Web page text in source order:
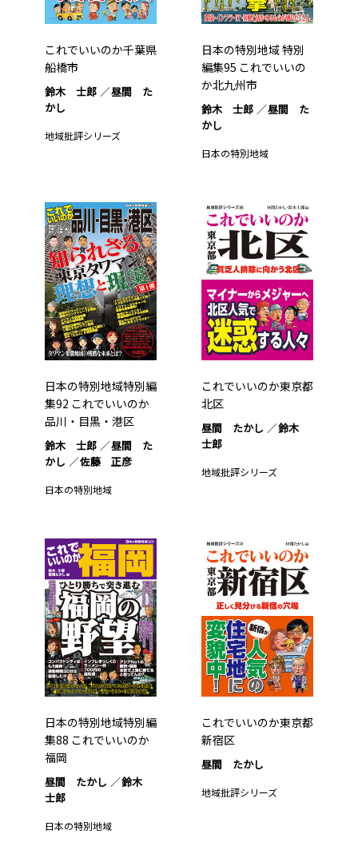
これでいいのか千葉県
船橋市
鈴木 士郎
昼間 た
かし
地域批評シリーズ
日本の特別地域 特別
編集95 これでいいの
か北九州市
鈴木 士郎
昼間 た
かし
日本の特別地域
日本の特別地域特別編
集92 これでいいのか
品川・目黒・港区
鈴木 士郎
昼間 た
かし
佐藤 正彦
日本の特別地域
これでいいのか東京都
北区
昼間 たかし
鈴木
士郎
地域批評シリーズ
日本の特別地域特別編
集88 これでいいのか
福岡
昼間 たかし
鈴木
士郎
日本の特別地域
これでいいのか東京都
新宿区
昼間 たかし
地域批評シリーズ